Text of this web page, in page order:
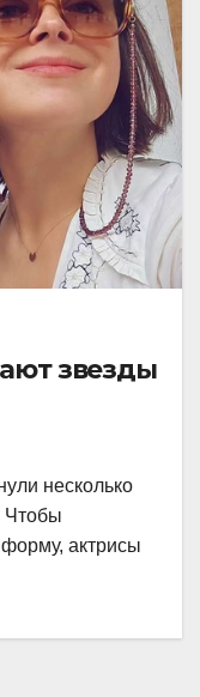
звезды
несколько
Чтобы
актрисы